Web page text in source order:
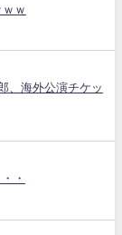
ｗ
、海外公演チケッ
・